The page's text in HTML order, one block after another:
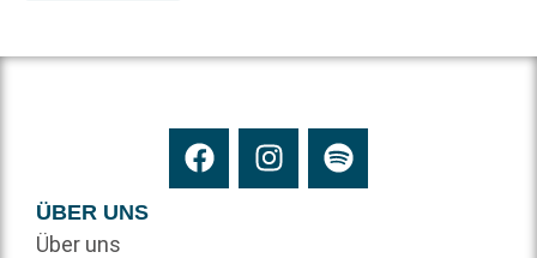
ÜBER UNS
Über uns